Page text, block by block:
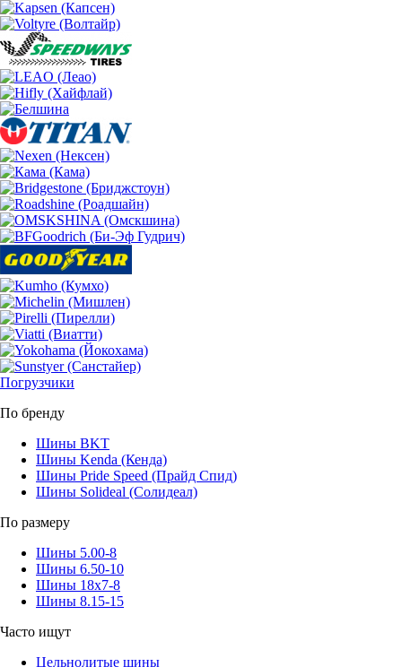
Погрузчики
По бренду
Шины BKT
Шины Kenda (Кенда)
Шины Pride Speed (Прайд Спид)
Шины Solideal (Солидеал)
По размеру
Шины 5.00-8
Шины 6.50-10
Шины 18x7-8
Шины 8.15-15
Часто ищут
Цельнолитые шины